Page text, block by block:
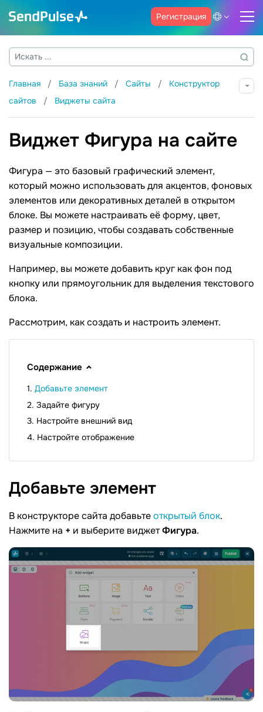
Регистрация
Главная База знаний Сайты
Конструктор
сайтов
Виджеты сайта
Виджет Фигура на сайте
Фигура — это базовый графический элемент,
который можно использовать для акцентов, фоновых
элементов или декоративных деталей в открытом
блоке. Вы можете настраивать её форму, цвет,
размер и позицию, чтобы создавать собственные
визуальные композиции.
Например, вы можете добавить круг как фон под
кнопку или прямоугольник для выделения текстового
блока.
Рассмотрим, как создать и настроить элемент.
Содержание
Добавьте элемент
Задайте фигуру
Настройте внешний вид
Настройте отображение
Добавьте элемент
В конструкторе сайта добавьтеоткрытый блок.
Нажмите на + и выберите виджетФигура.